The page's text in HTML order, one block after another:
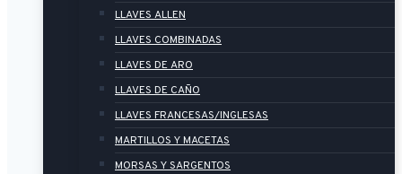
LLAVES ALLEN
LLAVES COMBINADAS
LLAVES DE ARO
LLAVES DE CAÑO
LLAVES FRANCESAS/INGLESAS
MARTILLOS Y MACETAS
MORSAS Y SARGENTOS